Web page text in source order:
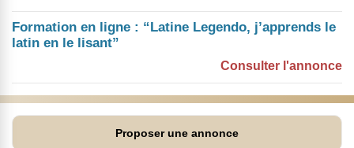
Formation en ligne : “Latine Legendo, j’apprends le
latin en le lisant”
Consulter l'annonce
Proposer une annonce